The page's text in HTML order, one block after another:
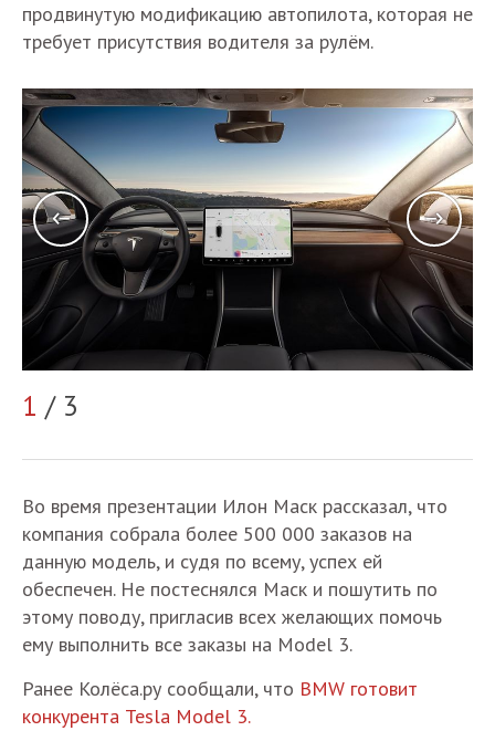
продвинутую модификацию автопилота, которая не
требует присутствия водителя за рулём.
1 / 3
Во время презентации Илон Маск рассказал, что
компания собрала более 500 000 заказов на
данную модель, и судя по всему, успех ей
обеспечен. Не постеснялся Маск и пошутить по
этому поводу, пригласив всех желающих помочь
ему выполнить все заказы на Model 3.
Ранее Колёса.ру сообщали, что BMW готовит
конкурента Tesla Model 3.